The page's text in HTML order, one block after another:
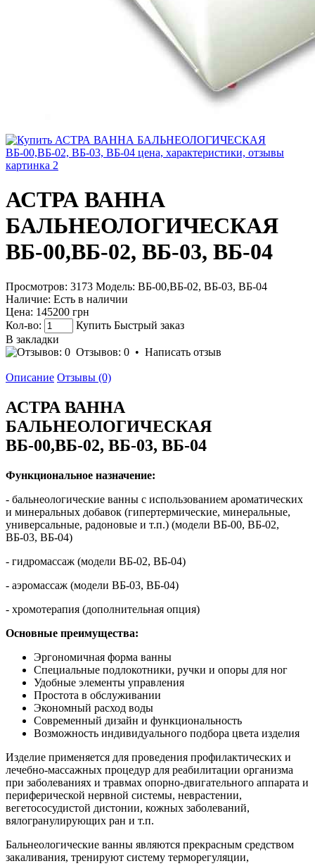
АСТРА ВАННА
БАЛЬНЕОЛОГИЧЕСКАЯ
ВБ-00,ВБ-02, ВБ-03, ВБ-04
Просмотров: 3173 Модель: ВБ-00,ВБ-02, ВБ-03, ВБ-04
Наличие: Есть в наличии
Цена: 145200 грн
Кол-во:
Купить Быстрый заказ
В закладки
Отзывов: 0 • Написать отзыв
Описание Отзывы (0)
АСТРА ВАННА
БАЛЬНЕОЛОГИЧЕСКАЯ
ВБ-00,ВБ-02, ВБ-03, ВБ-04
Функциональное назначение:
- бальнеологические ванны с использованием ароматических
и минеральных добавок (гипертермические, минеральные,
универсальные, радоновые и т.п.) (модели ВБ-00, ВБ-02,
ВБ-03, ВБ-04)
- гидромассаж (модели ВБ-02, ВБ-04)
- аэромассаж (модели ВБ-03, ВБ-04)
- хромотерапия (дополнительная опция)
Основные преимущества:
Эргономичная форма ванны
Специальные подлокотники, ручки и опоры для ног
Удобные элементы управления
Простота в обслуживании
Экономный расход воды
Современный дизайн и функциональность
Возможность индивидуального подбора цвета изделия
Изделие применяется для проведения профилактических и
лечебно-массажных процедур для реабилитации организма
при заболеваниях и травмах опорно-двигательного аппарата и
периферической нервной системы, неврастении,
вегетососудистой дистонии, кожных заболеваний,
вялогранулирующих ран и т.п.
Бальнеологические ванны являются прекрасным средством
закаливания, тренируют систему терморегуляции,